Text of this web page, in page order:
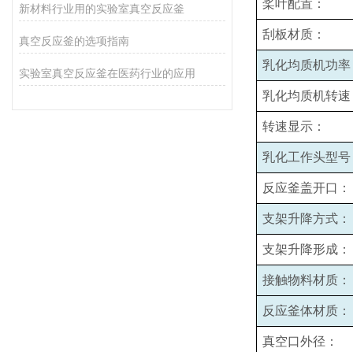
新材料行业用的实验室真空反应釜
真空反应釜的选项指南
实验室真空反应釜在医药行业的应用
桨叶配置：
刮板材质：
乳化均质机功率
乳化均质机转速
转速显示：
乳化工作头型号
反应釜盖开口：
支架升降方式：
支架升降形成：
接触物料材质：
反应釜体材质：
真空口外径：